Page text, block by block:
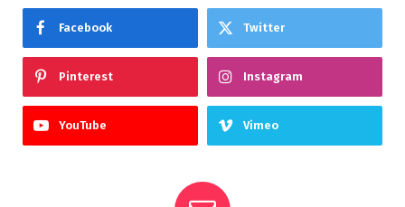
Facebook Twitter
Pinterest Instagram
YouTube Vimeo